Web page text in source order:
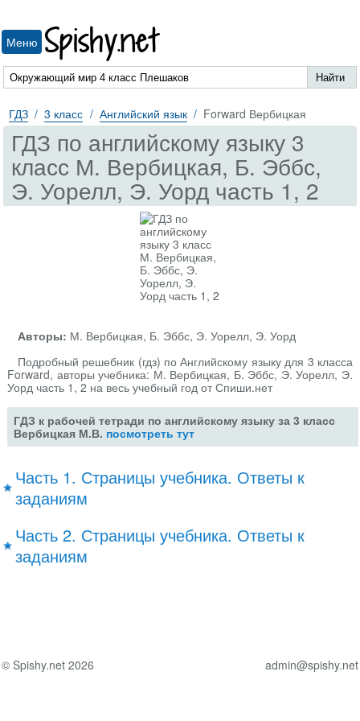
Меню Spishy.net
ГДЗ 3 класс Английский язык Forward Вербицкая
ГДЗ по английскому языку 3
класс М. Вербицкая, Б. Эббс,
Э. Уорелл, Э. Уорд часть 1, 2
Авторы: М. Вербицкая, Б. Эббс, Э. Уорелл, Э. Уорд
Подробный решебник (гдз) по Английскому языку для 3 класса
Forward, авторы учебника: М. Вербицкая, Б. Эббс, Э. Уорелл, Э.
Уорд часть 1, 2 на весь учебный год от Спиши.нет
ГДЗ к рабочей тетради по английскому языку за 3 класс
Вербицкая М.В. посмотреть тут
Часть 1. Страницы учебника. Ответы к
заданиям
Часть 2. Страницы учебника. Ответы к
заданиям
© Spishy.net 2026 admin@spishy.net